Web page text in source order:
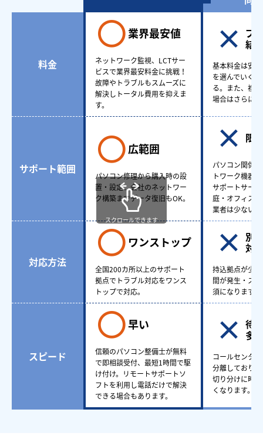
料金
業界最安値
ネットワーク監視、LCTサー
ビスで業界最安料金に挑戦！
故障やトラブルもスムーズに
解決しトータル費用を抑えま
す。
プ
結
基本料金は安
を選んでいく
る。また、複
場合はさらに
サポート範囲
広範囲
パソコン修理から購入時の設
置・設定、会社のネットワー
ク構築までデータ復旧もOK。
限
パソコン関係
トワーク機器
サポートサー
庭・オフィス
業者は少ない。
対応方法
ワンストップ
全国200カ所以上のサポート
拠点でトラブル対応をワンス
トップで対応。
別
対
持込拠点が少
間が発生・ス
須になります。
スピード
早い
信頼のパソコン整備士が無料
で即相談受付、最短1時間で駆
け付け。リモートサポートソ
フトを利用し電話だけで解決
できる場合もあります。
待
多
コールセンタ
分離しており
切り分けに時
くなります。
スクロールできます